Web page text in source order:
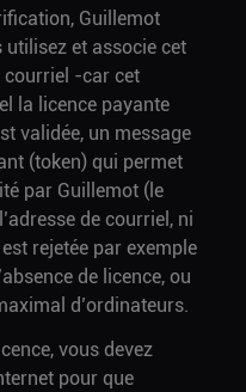
Guillemot
utilisez et associe cet
courriel -car cet
la licence payante
validée, un message
(token) qui permet
par Guillemot (le
de courriel, ni
rejetée par exemple
de licence, ou
d’ordinateurs.
vous devez
pour que